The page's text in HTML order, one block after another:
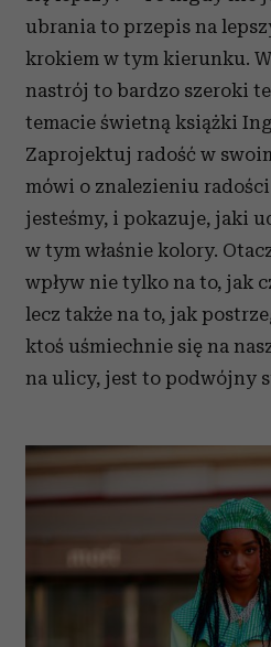
ubrania to przepis na
krokiem w tym kierunku.
nastrój to bardzo szeroki
temacie świetną książki
Zaprojektuj radość w
mówi o znalezieniu
jesteśmy, i pokazuje, jaki
w tym właśnie kolory.
wpływ nie tylko na to, jak
lecz także na to, jak
ktoś uśmiechnie się na
na ulicy, jest to podwójny